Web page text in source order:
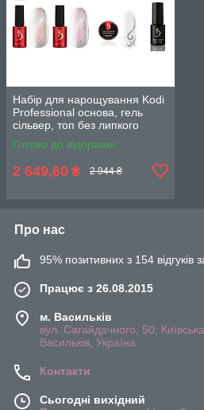
Набір для нарощування Kodi
Professional основа, гель
сільвер, топ без липкого
шару, гель лаки GG Cat 5шт.
по 7мл.
Готово до відправки
2 649,60 ₴ 2 944 ₴
Про нас
95% позитивних з 154 відгуків
Працює з 26.08.2015
м. Васильків
вул. Сагайдачного, 50,
Васильків, Україна
Контакти
Сьогодні вихідний